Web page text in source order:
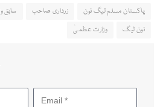
پاکستان مسلم لیگ نون زرداری صاحب
سابق
نون لیگ
وزارت عظمیٰ